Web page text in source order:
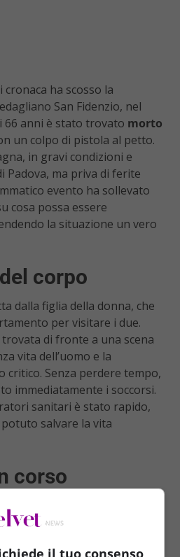
ha scosso la
San Fidenzio, nel
66 anni è stato trovato morto
un colpo di pistola al petto.
in gravi condizioni e
Padova, ma priva di ferite
evento ha sollevato
cosa possa essere
la situazione un vero
corpo
dalla figlia della donna, che
per visitare i due.
di fronte a una scena
vita dell’uomo e la
critico. Senza perdere tempo,
immediatamente i soccorsi.
sanitari è stato rapido,
salvare la vita
corso
al corpo è un elemento
pistola che l’uomo deteneva
il tuo consenso